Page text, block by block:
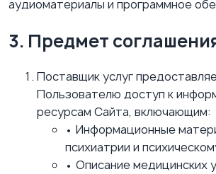
аудиоматериалы и программное
3. Предмет
Поставщик услуг
Пользователю доступ к
ресурсам Сайта, включающим:
• Информационные
психиатрии и
• Описание медицинских